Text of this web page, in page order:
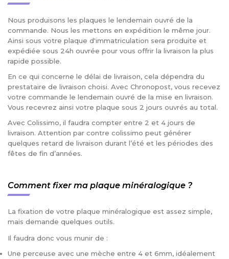
Nous produisons les plaques le lendemain ouvré de la
commande. Nous les mettons en expédition le même jour.
Ainsi sous votre plaque d'immatriculation sera produite et
expédiée sous 24h ouvrée pour vous offrir la livraison la plus
rapide possible.
En ce qui concerne le délai de livraison, cela dépendra du
prestataire de livraison choisi. Avec Chronopost, vous recevez
votre commande le lendemain ouvré de la mise en livraison.
Vous recevrez ainsi votre plaque sous 2 jours ouvrés au total.
Avec Colissimo, il faudra compter entre 2 et 4 jours de
livraison. Attention par contre colissimo peut générer
quelques retard de livraison durant l’été et les périodes des
fêtes de fin d’années.
Comment fixer ma plaque minéralogique ?
La fixation de votre plaque minéralogique est assez simple,
mais demande quelques outils.
Il faudra donc vous munir de :
Une perceuse avec une mèche entre 4 et 6mm, idéalement